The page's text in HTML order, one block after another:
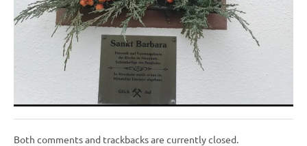
Both comments and trackbacks are currently closed.